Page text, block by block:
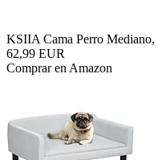
KSIIA Cama Perro
62,99 EUR
Comprar en Amazon